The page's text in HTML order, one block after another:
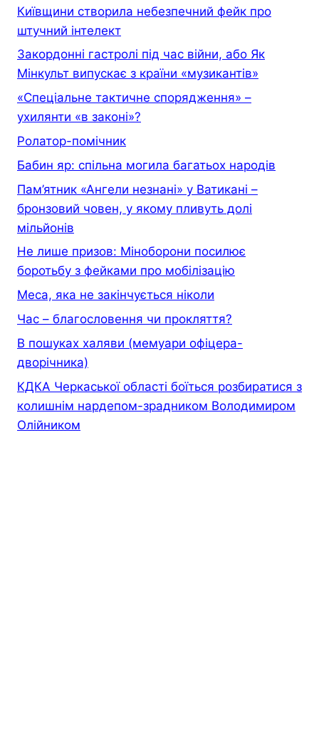
Київщини створила небезпечний фейк про
штучний інтелект
Закордонні гастролі під час війни, або Як
Мінкульт випускає з країни «музикантів»
«Спеціальне тактичне спорядження» –
ухилянти «в законі»?
Ролатор-помічник
Бабин яр: спільна могила багатьох народів
Пам’ятник «Ангели незнані» у Ватикані –
бронзовий човен, у якому пливуть долі
мільйонів
Не лише призов: Міноборони посилює
боротьбу з фейками про мобілізацію
Меса, яка не закінчується ніколи
Час – благословення чи прокляття?
В пошуках халяви (мемуари офiцера-
дворiчника)
КДКА Черкаської області боїться розбиратися з
колишнім нардепом-зрадником Володимиром
Олійником